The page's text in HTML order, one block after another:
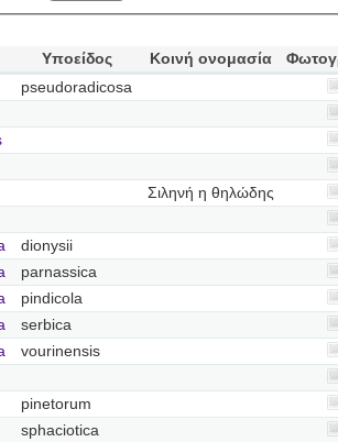
Υποείδος Κοινή ονομασία
pseudoradicosa
Σιληνή η θηλώδης
dionysii
parnassica
pindicola
serbica
vourinensis
pinetorum
sphaciotica